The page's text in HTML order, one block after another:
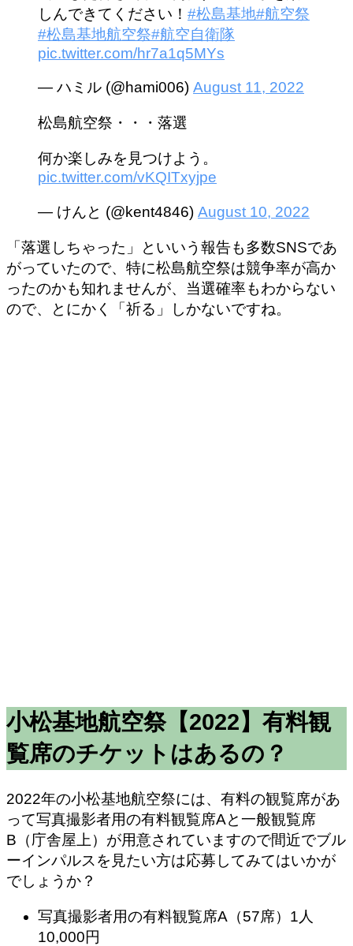
しんできてください！ #松島基地#航空祭
#松島基地航空祭#航空自衛隊
pic.twitter.com/hr7a1q5MYs
— ハミル (@hami006) August 11, 2022
松島航空祭・・・落選
何か楽しみを見つけよう。
pic.twitter.com/vKQITxyjpe
— けんと (@kent4846) August 10, 2022
「落選しちゃった」といいう報告も多数SNSであ
がっていたので、特に松島航空祭は競争率が高か
ったのかも知れませんが、当選確率もわからない
ので、とにかく「祈る」しかないですね。
小松基地航空祭【2022】有料観
覧席のチケットはあるの？
2022年の小松基地航空祭には、有料の観覧席があ
って写真撮影者用の有料観覧席Aと一般観覧席
B（庁舎屋上）が用意されていますので間近でブル
ーインパルスを見たい方は応募してみてはいかが
でしょうか？
写真撮影者用の有料観覧席A（57席）1人
10,000円